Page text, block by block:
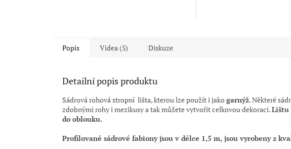
Popis Videa (5) Diskuze
Detailní popis produktu
Sádrová rohová stropní lišta, kterou lze použít i jakogarnýž. Některé
zdobnými rohy i mezikusy a tak můžete vytvořit celkovou dekoraci.Lištu
do oblouku.
Profilované sádrové fabiony jsouv délce 1,5 m, jsou vyrobeny z